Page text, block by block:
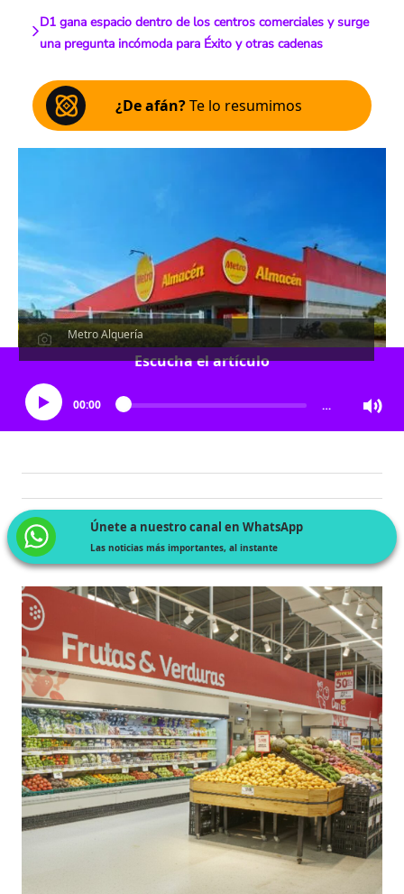
D1 gana espacio dentro de los centros comerciales y surge
una pregunta incómoda para Éxito y otras cadenas
¿De afán?Te lo resumimos
Metro Alquería
Escucha el artículo
00:00 …
Únete a nuestro canal en WhatsApp
Las noticias más importantes, al instante